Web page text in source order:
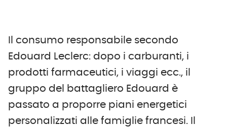
Il consumo responsabile secondo
Edouard Leclerc: dopo i carburanti, i
prodotti farmaceutici, i viaggi ecc., il
gruppo del battagliero Edouard è
passato a proporre piani energetici
personalizzati alle famiglie francesi. Il